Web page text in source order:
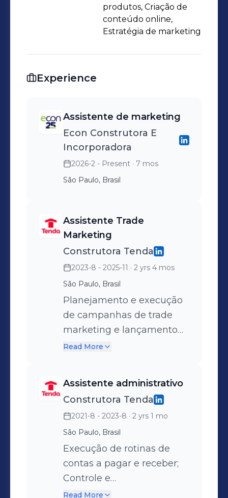
produtos, Criação de
conteúdo online,
Estratégia de marketing
Experience
Assistente de marketing
Econ Construtora E
Incorporadora
2026-2 - Present · 7 mos
São Paulo, Brasil
Assistente Trade
Marketing
Construtora Tenda
2023-8 - 2025-11 · 2 yrs 4 mos
São Paulo, Brasil
Planejamento e execução
de campanhas de trade
marketing e lançamento
de produtos; Criação de
estratégia, público e
objetivos;
Acompanhamento de
fornecedores, agências e
parceiros, garantindo
prazos e qualidade das
entregas; Análise de
indicadores de
Read More
Assistente administrativo
Construtora Tenda
2021-8 - 2023-8 · 2 yrs 1 mo
São Paulo, Brasil
Execução de rotinas de
contas a pagar e receber;
Controle e
acompanhamento de
Read More